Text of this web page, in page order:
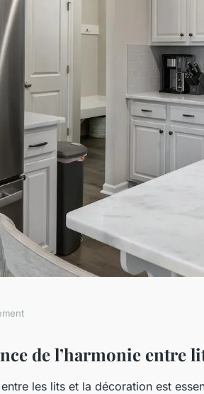
:
de l’harmonie entre
entre les lits et la décoration est